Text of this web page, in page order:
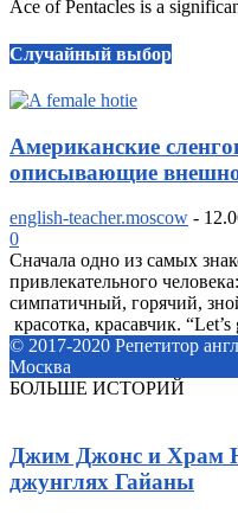
Ace of Pentacles is a
Случайный выбор
Американские
описывающие
english-teacher.moscow -
0
Сначала одно из самых
привлекательного
симпатичный, горячий,
красотка, красавчик.
© 2017-2020 Репетитор
Москва
БОЛЬШЕ ИСТОРИЙ
Джим Джонс и Храм
джунглях Гайаны